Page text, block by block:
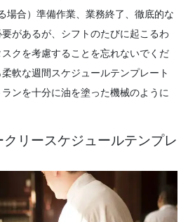
ランでのスケジューリングアプリを
る必要がある理由顧客ロイヤルティ
する
Jaco Oct 12, 2020
職率を下げるスケジューリング戦略
Jaco
な職場コミュニケーションの利点生
中でほとんどのもの
合） 準備作業、業務終了、徹底的な
があるが、シフトのたびに起こるわ
クを考慮することを忘れないでくだ
軟な週間スケジュールテンプレート
ンを十分に油を塗った機械のように
リースケジュールテンプレ